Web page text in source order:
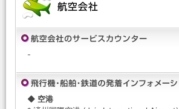
-
◆ 空港